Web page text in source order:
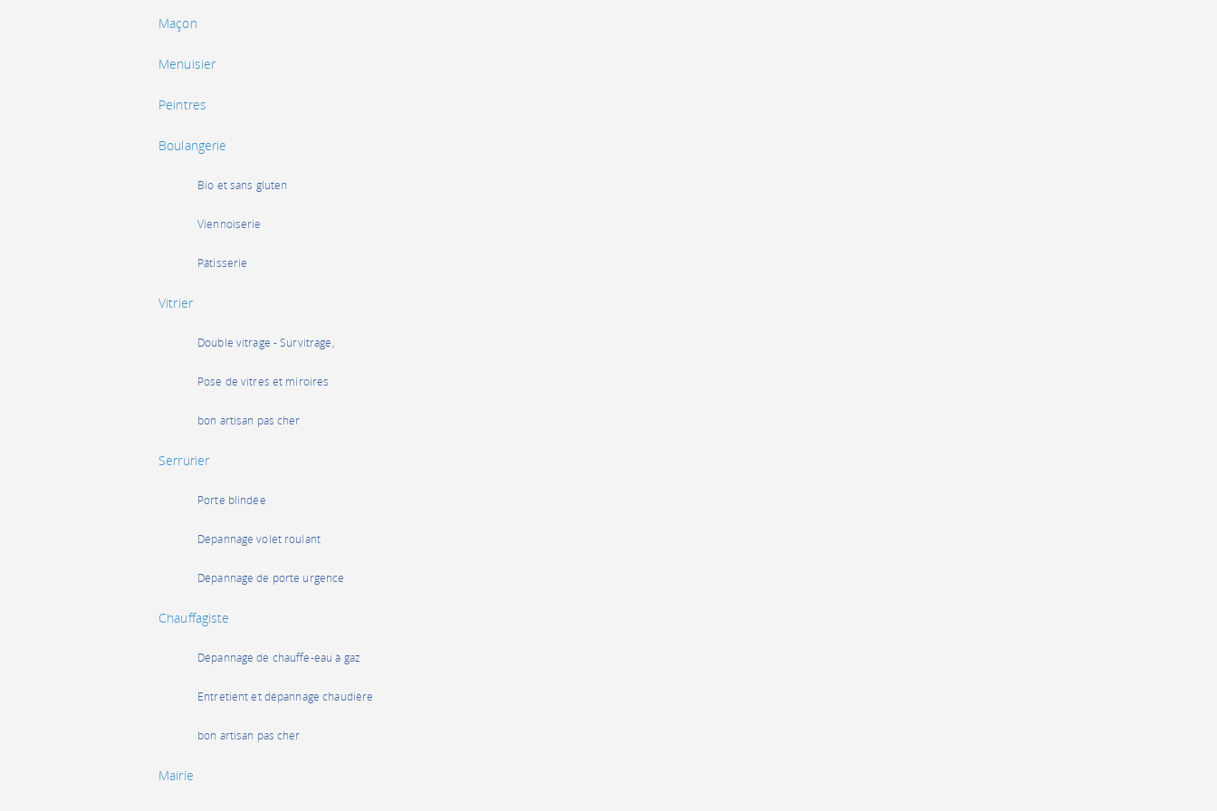
Maçon
Menuisier
Peintres
Boulangerie
Bio et sans gluten
Viennoiserie
Pâtisserie
Vitrier
Double vitrage - Survitrage,
Pose de vitres et miroires
bon artisan pas cher
Serrurier
Porte blindée
Dépannage volet roulant
Dépannage de porte urgence
Chauffagiste
Dépannage de chauffe-eau à gaz
Entretient et dépannage chaudière
bon artisan pas cher
Mairie